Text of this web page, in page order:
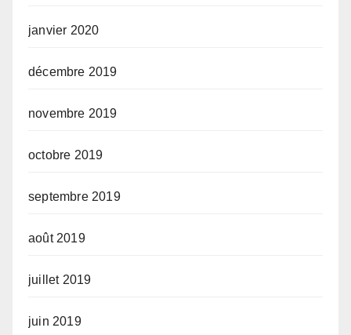
janvier 2020
décembre 2019
novembre 2019
octobre 2019
septembre 2019
août 2019
juillet 2019
juin 2019